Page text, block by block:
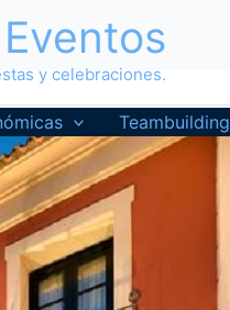
y celebraciones.
Teambuilding